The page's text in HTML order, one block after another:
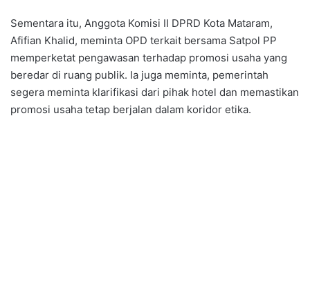
Sementara itu, Anggota Komisi II DPRD Kota Mataram,
Afifian Khalid, meminta OPD terkait bersama Satpol PP
memperketat pengawasan terhadap promosi usaha yang
beredar di ruang publik. Ia juga meminta, pemerintah
segera meminta klarifikasi dari pihak hotel dan memastikan
promosi usaha tetap berjalan dalam koridor etika.